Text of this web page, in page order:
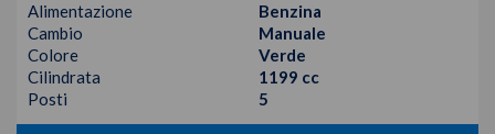
Alimentazione
Benzina
Cambio
Manuale
Colore
Verde
Cilindrata
1199 cc
Posti
5